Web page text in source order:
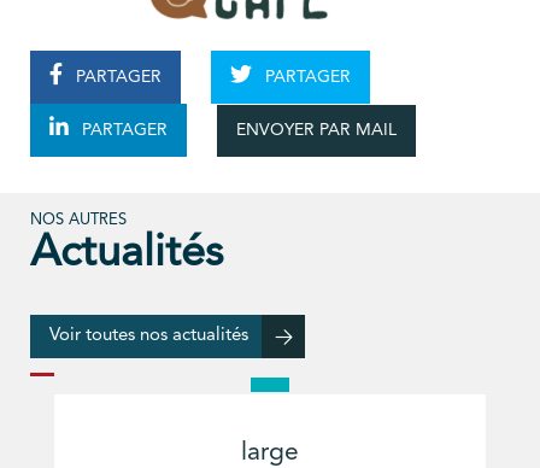
PARTAGER PARTAGER
PARTAGER ENVOYER PAR MAIL
NOS AUTRES
Actualités
Voir toutes nos actualités
large